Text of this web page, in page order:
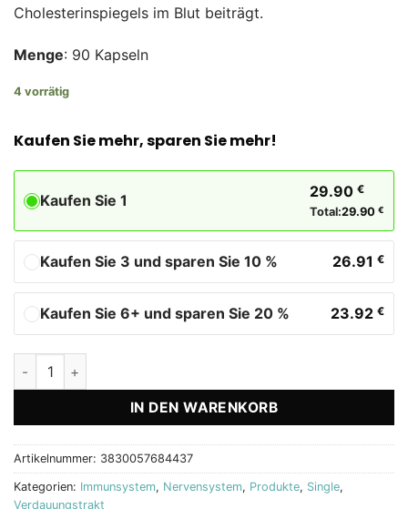
Cholesterinspiegels im Blut beiträgt.
Menge: 90 Kapseln
4 vorrätig
Kaufen Sie mehr, sparen Sie mehr!
Kaufen Sie 1 29.90 €
Total:29.90 €
Kaufen Sie 3 und sparen Sie 10 % 26.91 €
Kaufen Sie 6+ und sparen Sie 20 % 23.92 €
Immune Power Biostile Menge
IN DEN WARENKORB
Artikelnummer: 3830057684437
Kategorien: Immunsystem, Nervensystem, Produkte, Single,
Verdauungstrakt